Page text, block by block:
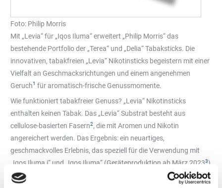
Foto: Philip Morris
Mit „Levia“ für „Iqos Iluma“ erweitert „Philip Morris“ das
bestehende Portfolio der „Terea“ und „Delia“ Tabaksticks. Die
innovativen, tabakfreien „Levia“ Nikotinsticks begeistern mit einer
Vielfalt an Geschmacksrichtungen und einem angenehmen
Geruch1 für aromatisch-frische Genussmomente.
Wie funktioniert tabakfreier Genuss? „Levia“ Nikotinsticks
enthalten keinen Tabak. Das „Levia“ Substrat besteht aus
cellulose-basierten Fasern2, die mit Aromen und Nikotin
angereichert werden. Das Ergebnis: ein neuartiges,
geschmackvolles Erlebnis, das speziell für die Verwendung mit
„Iqos Iluma i“ und „Iqos Iluma“ (Geräteproduktion ab März 20233)
entwickelt wurde.